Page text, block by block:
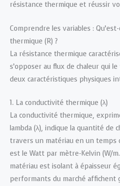
résistance thermique et réussir
Comprendre les variables :
thermique (R) ?
La résistance thermique
s’opposer au flux de chaleur qui
deux caractéristiques physiques
1. La conductivité thermique (λ)
La conductivité thermique,
lambda (λ), indique la quantité de
travers un matériau en un temps
est le Watt par mètre-Kelvin (W/
matériau est isolant à épaisseur
performants du marché affichent